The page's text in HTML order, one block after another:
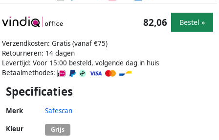
Verzendkosten: Gratis (vanaf €75)
Retourneren: 14 dagen
Levertijd: Voor 15:00 besteld, volgende dag in huis
Betaalmethodes:
82,06 Bestel »
Specificaties
Merk Safescan
Kleur Grijs